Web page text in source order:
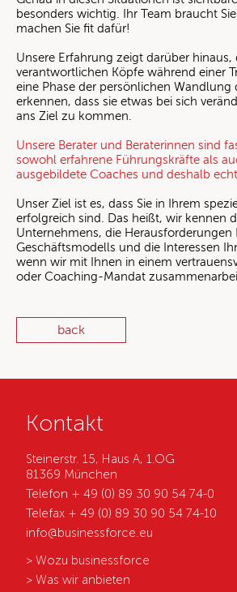
besonders wichtig. Ihr Team braucht
machen Sie fit dafür!
Unsere Erfahrung zeigt darüber hinaus,
verantwortlichen Köpfe während einer
eine Phase der persönlichen Wandlung
erkennen, dass sie etwas bei sich
ans Ziel zu kommen.
Unsere Berater und Beraterinnen sind
sowohl erfahrene Führungskräfte als
ausgebildete Coaches und deshalb
Unser Ziel ist es, dass Sie in Ihrem
erfolgreich sind. Das heißt, wir kennen
Unternehmens, die Herausforderungen
Geschäftsmodells und die Interessen
wenn wir mit Ihnen in einem
oder Coaching-Mandat
back
Kontakt
Steinerstr. 15, Haus A, 1.OG
81369 München
Telefon + 49 (0) 89 30 90 54 74-0
Telefax + 49 (0) 89 30 90 54 74-10
info@businessforce.eu
> Wozu businessforce
> Was wir anbieten